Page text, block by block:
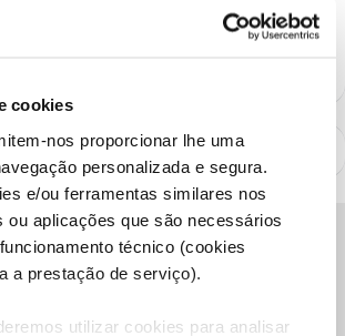
cookies
nos proporcionar lhe uma
personalizada e segura.
e/ou ferramentas similares nos
ou aplicações que são necessários
técnico (cookies
a prestação de serviço).
utilizar cookies para analisar
a encontrar informação relevante. Marque
e faça "Like" nos melhores comentários.